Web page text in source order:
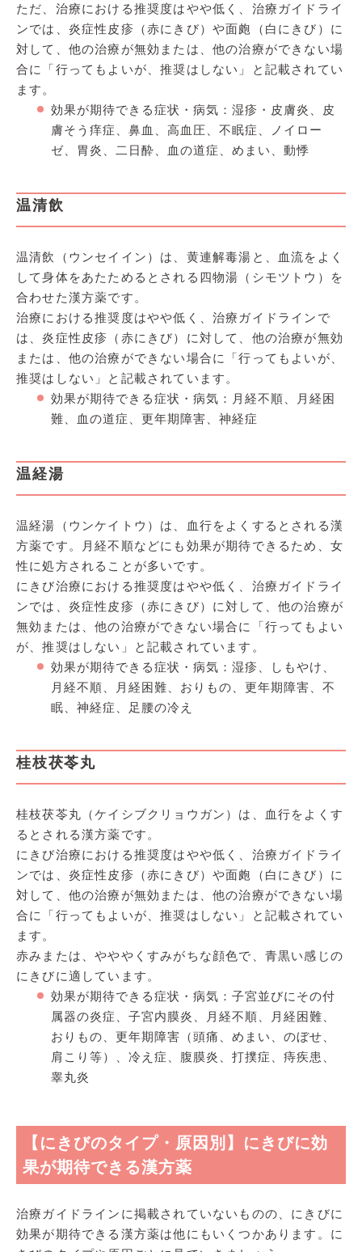
ただ、治療における推奨度はやや低く、治療ガイドライ
ンでは、炎症性皮疹（赤にきび）や面皰（白にきび）に
対して、他の治療が無効または、他の治療ができない場
合に「行ってもよいが、推奨はしない」と記載されてい
ます。
効果が期待できる症状・病気：湿疹・皮膚炎、皮
膚そう痒症、鼻血、高血圧、不眠症、ノイロー
ゼ、胃炎、二日酔、血の道症、めまい、動悸
温清飲
温清飲（ウンセイイン）は、黄連解毒湯と、血流をよく
して身体をあたためるとされる四物湯（シモツトウ）を
合わせた漢方薬です。
治療における推奨度はやや低く、治療ガイドラインで
は、炎症性皮疹（赤にきび）に対して、他の治療が無効
または、他の治療ができない場合に「行ってもよいが、
推奨はしない」と記載されています。
効果が期待できる症状・病気：月経不順、月経困
難、血の道症、更年期障害、神経症
温経湯
温経湯（ウンケイトウ）は、血行をよくするとされる漢
方薬です。月経不順などにも効果が期待できるため、女
性に処方されることが多いです。
にきび治療における推奨度はやや低く、治療ガイドライ
ンでは、炎症性皮疹（赤にきび）に対して、他の治療が
無効または、他の治療ができない場合に「行ってもよい
が、推奨はしない」と記載されています。
効果が期待できる症状・病気：湿疹、しもやけ、
月経不順、月経困難、おりもの、更年期障害、不
眠、神経症、足腰の冷え
桂枝茯苓丸
桂枝茯苓丸（ケイシブクリョウガン）は、血行をよくす
るとされる漢方薬です。
にきび治療における推奨度はやや低く、治療ガイドライ
ンでは、炎症性皮疹（赤にきび）や面皰（白にきび）に
対して、他の治療が無効または、他の治療ができない場
合に「行ってもよいが、推奨はしない」と記載されてい
ます。
赤みまたは、やややくすみがちな顔色で、青黒い感じの
にきびに適しています。
効果が期待できる症状・病気：子宮並びにその付
属器の炎症、子宮内膜炎、月経不順、月経困難、
おりもの、更年期障害（頭痛、めまい、のぼせ、
肩こり等）、冷え症、腹膜炎、打撲症、痔疾患、
睾丸炎
【にきびのタイプ・原因別】にきびに効
果が期待できる漢方薬
治療ガイドラインに掲載されていないものの、にきびに
効果が期待できる漢方薬は他にもいくつかあります。に